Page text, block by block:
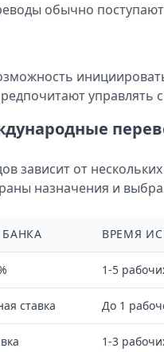
обычно
зависит от
назначения и
ВРЕМЯ
1-5
ставка До 1
1-3